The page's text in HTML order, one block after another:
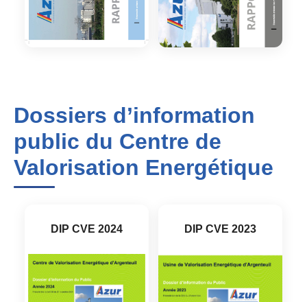
Dossiers d’information
public du Centre de
Valorisation Energétique
DIP CVE 2024 DIP CVE 2023